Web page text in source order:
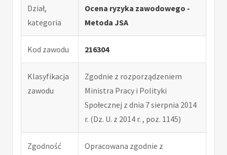
Dział,
kategoria
Ocena ryzyka zawodowego -
Metoda JSA
Kod zawodu 216304
Klasyfikacja
zawodu
Zgodnie z rozporządzeniem
Ministra Pracy i Polityki
Społecznej z dnia 7 sierpnia 2014
r. (Dz. U. z 2014 r. , poz. 1145)
Zgodność
Opracowana zgodnie z